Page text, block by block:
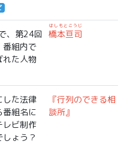
、第24回
番組内で
れた人物
橋本亘司
はしもとこうじ
した法律
番組名に
レビ制作
ょう？
『行列のできる相
談所』